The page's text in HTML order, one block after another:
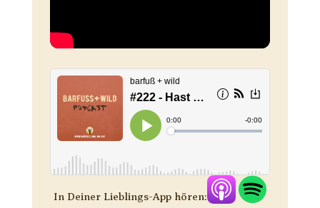
In Deiner Lieblings-App hören: